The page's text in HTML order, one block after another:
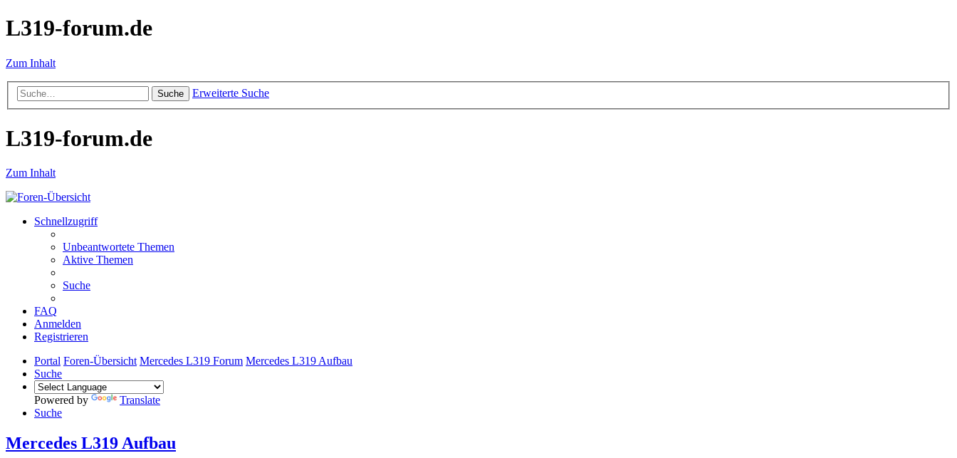
L319-forum.de
Zum Inhalt
Suche Erweiterte Suche
L319-forum.de
Zum Inhalt
Schnellzugriff
Unbeantwortete Themen
Aktive Themen
Suche
FAQ
Anmelden
Registrieren
Portal Foren-Übersicht Mercedes L319 Forum Mercedes L319 Aufbau
Suche
Powered by
Translate
Suche
Mercedes L319 Aufbau